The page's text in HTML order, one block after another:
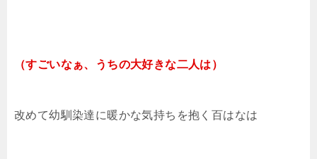
（すごいなぁ、うちの大好きな二人は）
改めて幼馴染達に暖かな気持ちを抱く百はなは